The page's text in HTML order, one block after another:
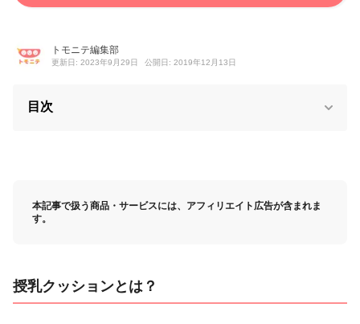
トモニテ編集部
更新日: 2023年9月29日 公開日: 2019年12月13日
目次
本記事で扱う商品・サービスには、アフィリエイト広告が含まれま
す。
授乳クッションとは？